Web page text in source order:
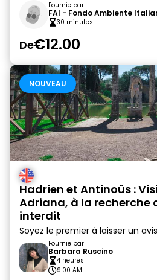
Fournie par
FAI - Fondo Ambiente
30 minutes
De€12.00
NOUVEAU
Hadrien et Antinoüs :
Adriana, à la recherche
interdit
Soyez le premier à laisser un avis
Fournie par
Barbara Ruscino
4 heures
9:00 AM